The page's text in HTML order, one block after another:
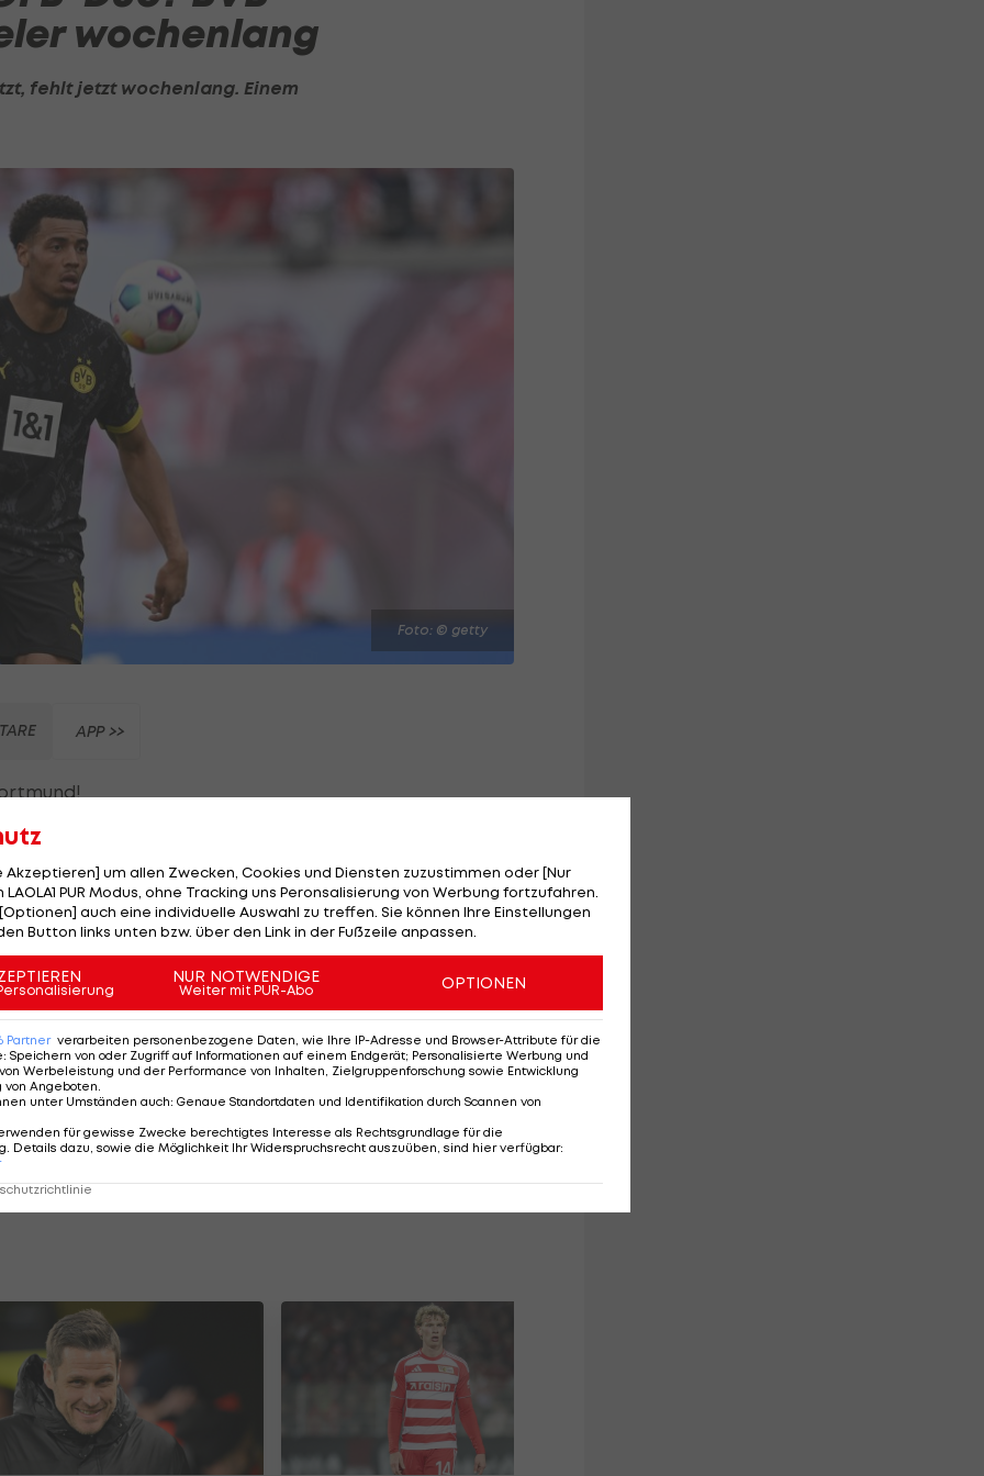
wochenlang
fehlt jetzt wochenlang. Einem
Foto: © getty
APP >>
!
Außenbandverletzung wochenlang. Diese hat er
25-Jährige kann entsprechend auch nicht die Reise
testet gegen die Schweiz (27.03.) und Ghana (30.03.).
gelbes ÖFB-Duo. Carney Chuckwuemeka und
unterwegs.
zum Zug. Beide Spieler stehen im Kader für
der vor Kurzem einen Verbandswechsel
feiern.
Akzeptieren] um allen Zwecken, Cookies und Diensten zuzustimmen oder [Nur
PUR Modus, ohne Tracking uns Peronsalisierung von Werbung fortzufahren.
auch eine individuelle Auswahl zu treffen. Sie können Ihre Einstellungen
Button links unten bzw. über den Link in der Fußzeile anpassen.
NUR NOTWENDIGE
Weiter mit PUR-Abo OPTIONEN
Partner verarbeiten personenbezogene Daten, wie Ihre IP-Adresse und Browser-Attribute für die
: Speichern von oder Zugriff auf Informationen auf einem Endgerät; Personalisierte Werbung und
Werbeleistung und der Performance von Inhalten, Zielgruppenforschung sowie Entwicklung
von Angeboten.
unter Umständen auch: Genaue Standortdaten und Identifikation durch Scannen von
für gewisse Zwecke berechtigtes Interesse als Rechtsgrundlage für die
Details dazu, sowie die Möglichkeit Ihr Widerspruchsrecht auszuüben, sind hier verfügbar: